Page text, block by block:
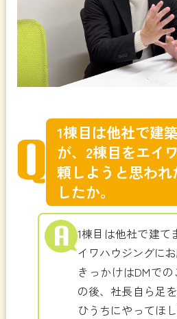
1棟目は他社で建
が、2棟目をエイ
頼しようと思わ
したか。
1棟目は他社で建て
イワハウジングにお
きっかけはDMで
の後、社長自ら足
ひうちにやってほ